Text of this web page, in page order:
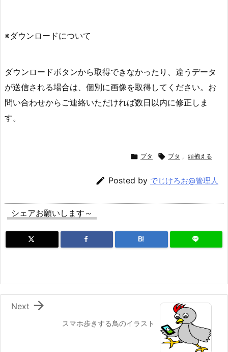
※ダウンロードについて
ダウンロードボタンから取得できなかったり、違うデータ
が送信される場合は、個別に画像を取得してください。お
問い合わせからご連絡いただければ数日以内に修正しま
す。
 ブタ  ブタ , 頭抱える
 Posted by でじけろお@管理人
シェアお願いします～
B!
スマホ歩きする鳥のイラスト

Next